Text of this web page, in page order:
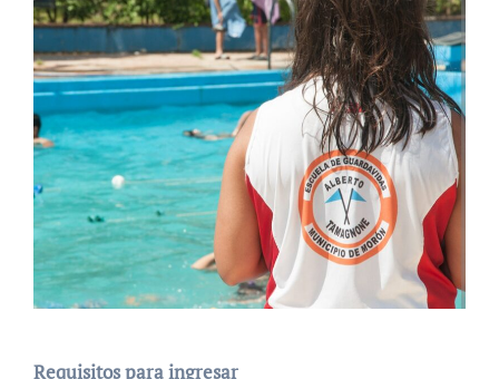
Requisitos para ingresar